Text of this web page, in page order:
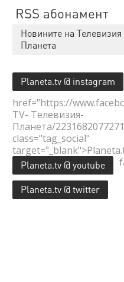
RSS абонамент
Новините на Телевизия
Планета
Planeta.tv @ instagram
href="https://
TV- Телевизия-
Планета/
class="tag_social"
Planeta.tv @ youtube
Planeta.tv @ twitter